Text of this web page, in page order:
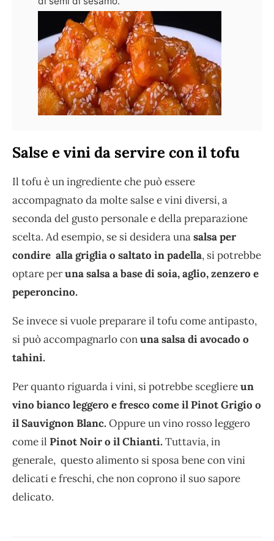
Salse e vini da servire con il tofu
Il tofu è un ingrediente che può essere
accompagnato da molte salse e vini diversi, a
seconda del gusto personale e della preparazione
scelta. Ad esempio, se si desidera unasalsa per
condire alla griglia o saltato in padella, si potrebbe
optare peruna salsa a base di soia, aglio, zenzero e
peperoncino.
Se invece si vuole preparare il tofu come antipasto,
si può accompagnarlo conuna salsa di avocado o
tahini.
Per quanto riguarda i vini, si potrebbe scegliereun
vino bianco leggero e fresco come il Pinot Grigio o
il Sauvignon Blanc. Oppure un vino rosso leggero
come il Pinot Noir o il Chianti. Tuttavia, in
generale, questo alimento si sposa bene con vini
delicati e freschi, che non coprono il suo sapore
delicato.